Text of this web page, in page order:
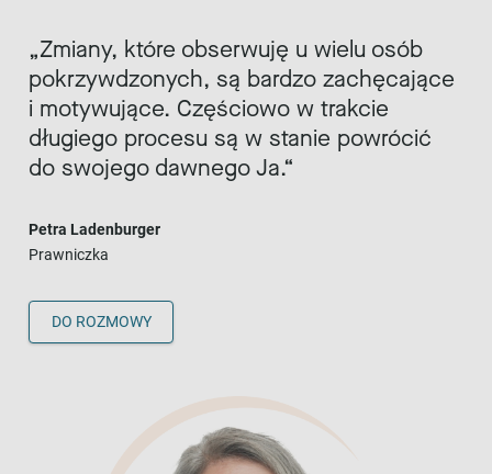
Zmiany, które obserwuję u wielu osób
pokrzywdzonych, są bardzo zachęcające
i motywujące. Częściowo w trakcie
długiego procesu są w stanie powrócić
do swojego dawnego Ja.
Petra Ladenburger
Prawniczka
DO ROZMOWY